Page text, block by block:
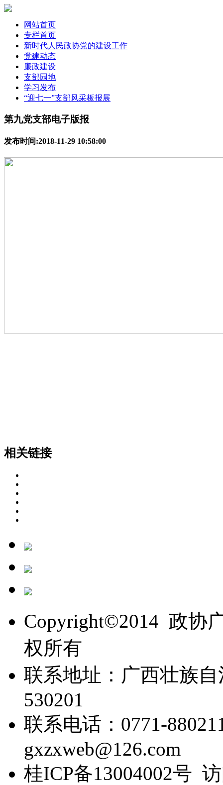
网站首页
专栏首页
新时代人民政协党的建设工作
党建动态
廉政建设
支部园地
学习发布
“迎七一”支部风采板报展
第九党支部电子版报
发布时间:2018-11-29 10:58:00
相关链接
Copyright©2014 政协
权所有
联系地址：广西壮族
530201
联系电话：0771-
gxzxweb@126.com
桂ICP备13004002号